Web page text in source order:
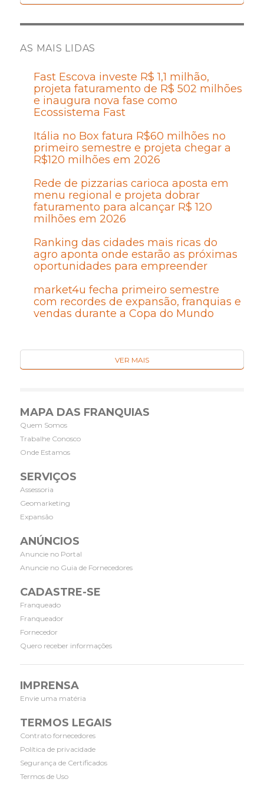
AS MAIS LIDAS
Fast Escova investe R$ 1,1 milhão,
projeta faturamento de R$ 502 milhões
e inaugura nova fase como
Ecossistema Fast
Itália no Box fatura R$60 milhões no
primeiro semestre e projeta chegar a
R$120 milhões em 2026
Rede de pizzarias carioca aposta em
menu regional e projeta dobrar
faturamento para alcançar R$ 120
milhões em 2026
Ranking das cidades mais ricas do
agro aponta onde estarão as próximas
oportunidades para empreender
market4u fecha primeiro semestre
com recordes de expansão, franquias e
vendas durante a Copa do Mundo
VER MAIS
MAPA DAS FRANQUIAS
Quem Somos
Trabalhe Conosco
Onde Estamos
SERVIÇOS
Assessoria
Geomarketing
Expansão
ANÚNCIOS
Anuncie no Portal
Anuncie no Guia de Fornecedores
CADASTRE-SE
Franqueado
Franqueador
Fornecedor
Quero receber informações
IMPRENSA
Envie uma matéria
TERMOS LEGAIS
Contrato fornecedores
Política de privacidade
Segurança de Certificados
Termos de Uso